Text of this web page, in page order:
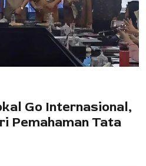
Go Internasional,
Pemahaman Tata